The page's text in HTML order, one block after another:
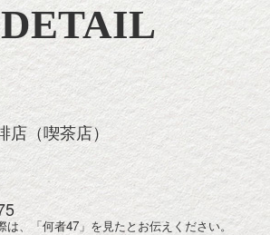
DETAIL
店（喫茶店）
は、「何者47」を見たとお伝えください。